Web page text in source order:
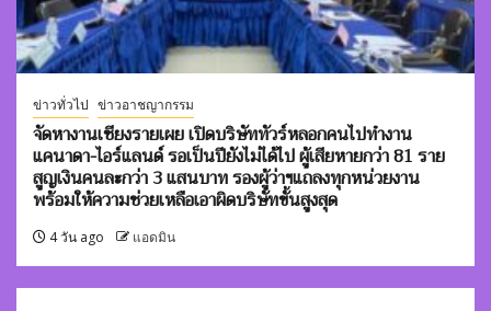
ข่าวทั่วไป ข่าวอาชญากรรม
จัดหางานเชียงรายเผย เปิดบริษัททัวร์หลอกคนไปทำงาน
แคนาดา-ไอร์แลนด์ รอเป็นปียังไม่ได้ไป ผู้เสียหายกว่า 81 ราย
สูญเงินคนละกว่า 3 แสนบาท รองผู้ว่าฯแถลงทุกหน่วยงาน
พร้อมให้ความช่วยเหลือเอาผิดบริษัทขั้นสูงสุด
4 วัน ago แอดมิน